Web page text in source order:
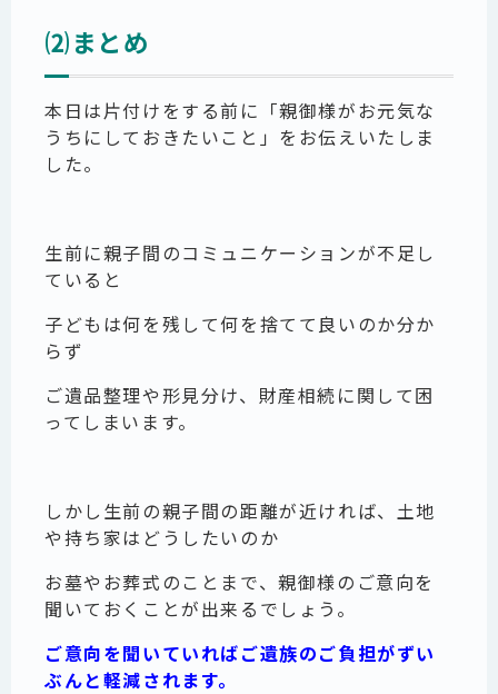
⑵まとめ
本日は片付けをする前に 「親御様がお元気な
うちにしておきたいこと」 をお伝えいたしま
した。
生前に親子間のコミュニケーションが不足し
ていると
子どもは何を残して何を捨てて良いのか分か
らず
ご遺品整理や形見分け、財産相続に関して困
ってしまいます。
しかし生前の親子間の距離が近ければ、土地
や持ち家はどうしたいのか
お墓やお葬式のことまで、親御様のご意向を
聞いておくことが出来るでしょう。
ご意向を聞いていればご遺族のご負担がずい
ぶんと軽減されます。